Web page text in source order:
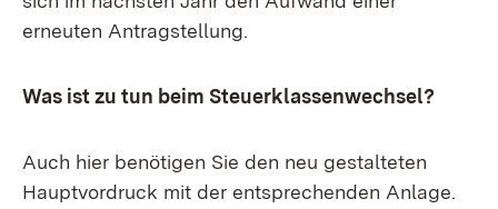
erneuten Antragstellung.
Was ist zu tun beim Steuerklassenwechsel?
Auch hier benötigen Sie den neu gestalteten
Hauptvordruck mit der entsprechenden Anlage.